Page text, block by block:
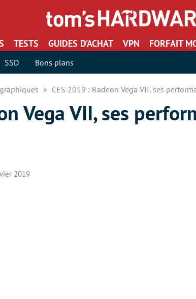
TESTS GUIDES D’ACHAT VPN FORFAIT
SSD Bons plans
CES 2019 : Radeon Vega VII, ses
Vega VII, ses
2019